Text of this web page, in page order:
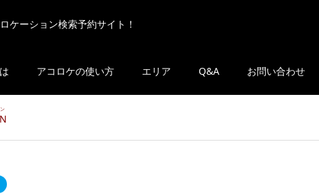
ケーション検索予約サイト！
アコロケの使い方 エリア Q&A お問い合わせ